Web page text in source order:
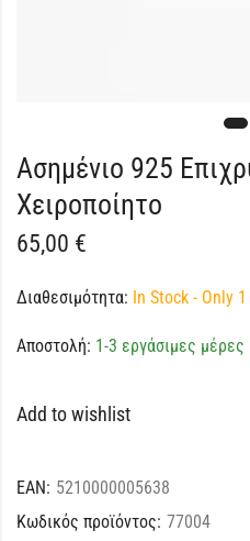
Ασημένιο 925
Χειροποίητο
65,00 €
Διαθεσιμότητα: In Stock - Only
Αποστολή: 1-3 εργάσιμες μέρες
Add to wishlist
EAN: 5210000005638
Κωδικός προϊόντος: 77004